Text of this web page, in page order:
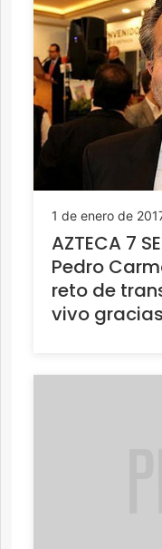
1 de enero de
AZTECA 7
Pedro
reto de
vivo